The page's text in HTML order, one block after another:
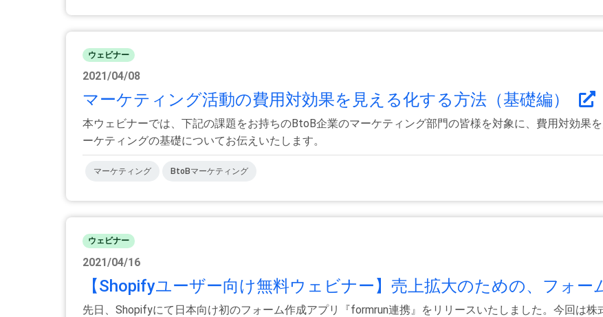
ウェビナー
2021/04/08
マーケティング活動の費用対効果を見える化する方法（基礎編）
本ウェビナーでは、下記の課題をお持ちのBtoB企業のマーケティング部門の皆様を対象に、費用対効果
ーケティングの基礎についてお伝えいたします。
マーケティング BtoBマーケティング
ウェビナー
2021/04/16
【Shopifyユーザー向け無料ウェビナー】売上拡大のための、フォー
先日、Shopifyにて日本向け初のフォーム作成アプリ『formrun連携』をリリースいたしました。今回は